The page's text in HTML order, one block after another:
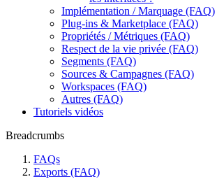
Implémentation / Marquage (FAQ)
Plug-ins & Marketplace (FAQ)
Propriétés / Métriques (FAQ)
Respect de la vie privée (FAQ)
Segments (FAQ)
Sources & Campagnes (FAQ)
Workspaces (FAQ)
Autres (FAQ)
Tutoriels vidéos
Breadcrumbs
FAQs
Exports (FAQ)